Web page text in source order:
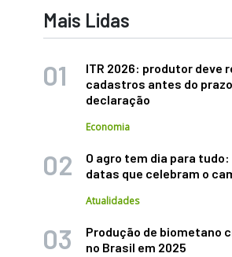
Mais Lidas
ITR 2026: produtor deve
cadastros antes do
declaração
Economia
O agro tem dia para tudo:
datas que celebram o
Atualidades
Produção de biometano
no Brasil em 2025